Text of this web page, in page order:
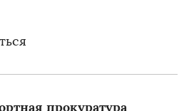
прокуратура